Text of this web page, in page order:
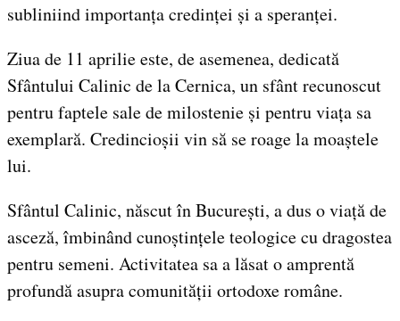
subliniind importanța credinței și a speranței.
Ziua de 11 aprilie este, de asemenea, dedicată
Sfântului Calinic de la Cernica, un sfânt recunoscut
pentru faptele sale de milostenie și pentru viața sa
exemplară. Credincioșii vin să se roage la moaștele
lui.
Sfântul Calinic, născut în București, a dus o viață de
asceză, îmbinând cunoștințele teologice cu dragostea
pentru semeni. Activitatea sa a lăsat o amprentă
profundă asupra comunității ortodoxe române.